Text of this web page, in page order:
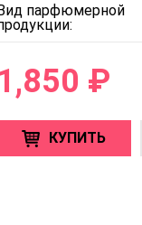
парфюмерной
1,850 ₽
КУПИТЬ